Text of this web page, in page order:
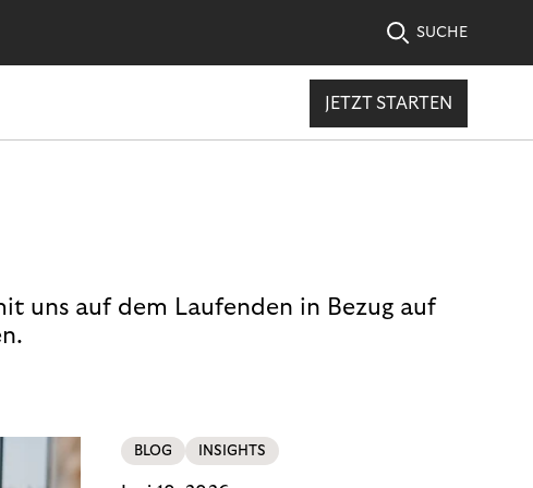
SUCHE
JETZT STARTEN
uns auf dem Laufenden in Bezug auf
BLOG INSIGHTS